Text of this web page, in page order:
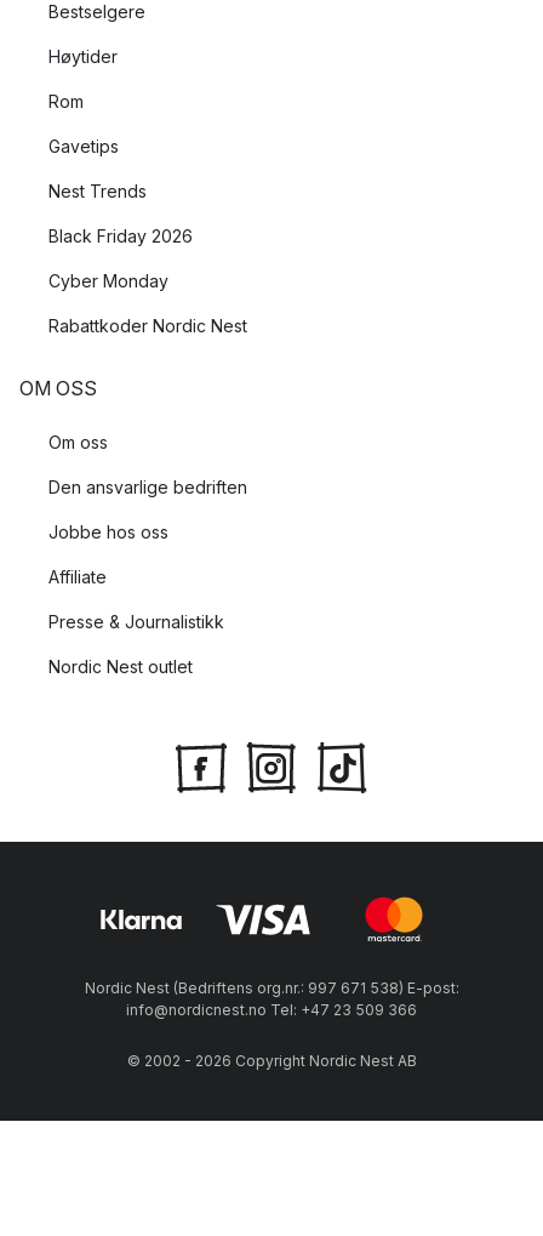
Bestselgere
Høytider
Rom
Gavetips
Nest Trends
Black Friday 2026
Cyber Monday
Rabattkoder Nordic Nest
OM OSS
Om oss
Den ansvarlige bedriften
Jobbe hos oss
Affiliate
Presse & Journalistikk
Nordic Nest outlet
Nordic Nest (Bedriftens org.nr.: 997 671 538) E-post:
info@nordicnest.no Tel: +47 23 509 366
© 2002 - 2026 Copyright Nordic Nest AB